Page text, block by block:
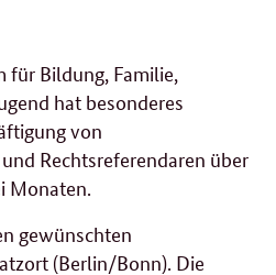
für Bildung, Familie,
hat besonderes
von
Rechtsreferendaren über
Monaten.
gewünschten
(Berlin/Bonn). Die